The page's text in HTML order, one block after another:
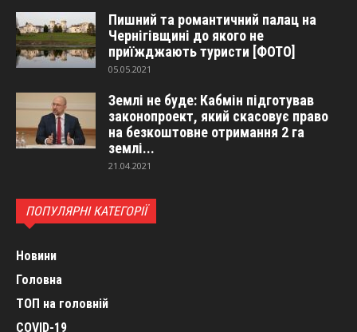
Пишний та романтичний палац на
Чернігівщині до якого не
приїжджають туристи [ФОТО]
05.05.2021
Землі не буде: Кабмін підготував
законопроект, який скасовує право
на безкоштовне отримання 2 га
землі...
21.04.2021
ПОПУЛЯРНІ КАТЕГОРІЇ
Новини
Головна
ТОП на головній
COVID-19